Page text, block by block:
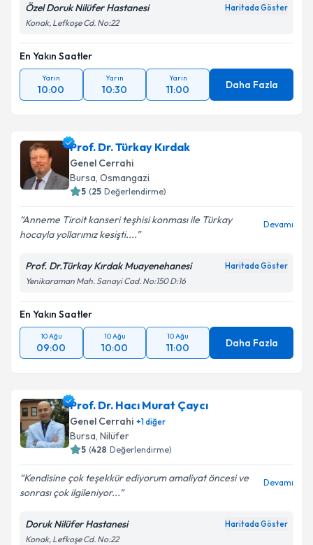
Özel Doruk Nilüfer Hastanesi Haritada Göster
Konak, Lefkoşe Cd. No:22
En Yakın Saatler
Yarın
10:00
Yarın
10:30
Yarın
11:00 Daha Fazla
Prof. Dr. Türkay Kırdak
Genel Cerrahi
Bursa, Osmangazi
5 (25 Değerlendirme)
Anneme Tiroit kanseri teşhisi konması ile Türkay
hocayla yollarımız kesişti....
Devamı
Prof. Dr.Türkay Kırdak Muayenehanesi Haritada Göster
Yenikaraman Mah. Sanayi Cad. No:150 D:16
En Yakın Saatler
10 Ağu
09:00
10 Ağu
10:00
10 Ağu
11:00 Daha Fazla
Prof. Dr. Hacı Murat Çaycı
Genel Cerrahi +1diğer
Bursa, Nilüfer
5 (428 Değerlendirme)
Kendisine çok teşekkür ediyorum amaliyat öncesi ve
sonrası çok ilgileniyor...
Devamı
Doruk Nilüfer Hastanesi Haritada Göster
Konak, Lefkoşe Cd. No:22